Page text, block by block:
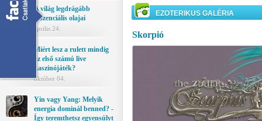
A világ legdrágább
esszenciális olajai
április 24.
Miért lesz a rulett mindig
az első számú live
kaszinójáték?
október 04.
Yin vagy Yang: Melyik
energia dominál benned? -
Így teremthetsz egyensúlyt
EZOTERIKUS GALÉRIA
Skorpió